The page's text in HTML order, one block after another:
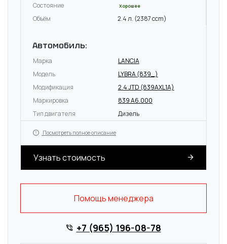
Состояние
Хорошее
Объём 2.4 л. (2387 ccm)
Автомобиль:
Марка
LANCIA
Модель
LYBRA (839_)
Модификация
2.4 JTD (839AXL1A)
Маркировка
839 A6.000
Тип двигателя
Дизель
Посмотреть полное описание
Узнать стоимость
Помощь менеджера
+7 (965) 196-08-78